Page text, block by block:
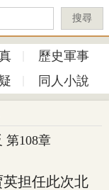
搜尋
歷史軍事
同人小說
第108章
担任此次北